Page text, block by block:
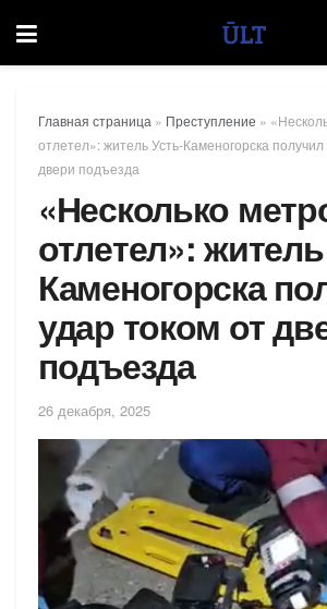
Главная страница » Преступление »
отлетел»: житель Усть-Каменогорска
двери подъезда
«Несколько
отлетел»:
Каменогорска
удар током от
подъезда
26 декабря, 2025